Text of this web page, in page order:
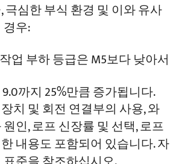
극심한 부식 환경 및 이와 유사
우:
업 부하 등급은 M5보다 낮아서
까지 25%만큼 증가됩니다.
치 및 회전 연결부의 사용, 와
인, 로프 신장률 및 선택, 로프
내용도 포함되어 있습니다. 자